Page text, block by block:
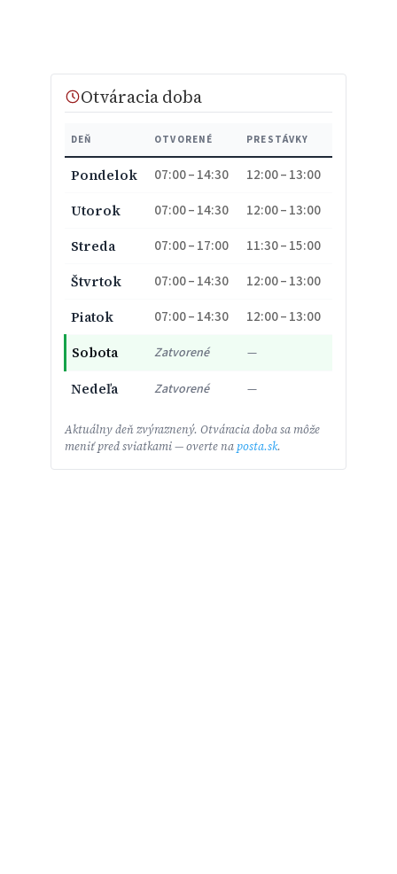
Otváracia doba
DEŇ OTVORENÉ PRESTÁVKY
Pondelok 07:00 – 14:30 12:00 – 13:00
Utorok 07:00 – 14:30 12:00 – 13:00
Streda 07:00 – 17:00 11:30 – 15:00
Štvrtok 07:00 – 14:30 12:00 – 13:00
Piatok 07:00 – 14:30 12:00 – 13:00
Sobota Zatvorené —
Nedeľa Zatvorené —
Aktuálny deň zvýraznený. Otváracia doba sa môže
meniť pred sviatkami — overte naposta.sk.